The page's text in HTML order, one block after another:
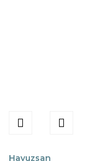
Havuzsan